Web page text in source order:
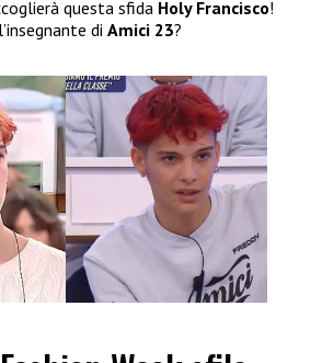
questa sfida Holy Francisco!
di Amici 23?